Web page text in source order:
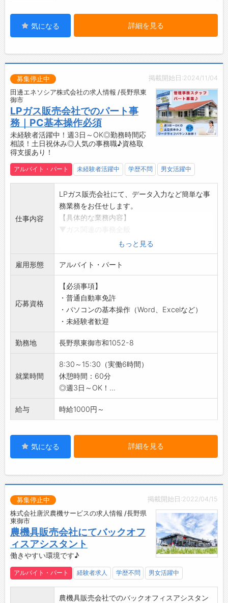
・業務を通じて、多くの人々の生活に貢献で
き、大きな達成感を得られます！
・先輩社員がイチから丁寧に指導し、しっかり
・分からないことがあれば、いつでも相談でき
る環境が整っているので、安心して取り組めま
【週3日～OK◎】
・仕事とプライベートの両立が可能です♪
【勤務時間は応相談！】
・理想の働き方が叶う◎ライフスタイルに合わ
せて働けます！
【完全週休2日制＆土日祝休み＆年間休日125日
以上◎】
・お盆や年末年始などの長期休暇も充実！
・しっかりとリフレッシュできる環境です＾＾
【こんな方にオススメ！】
・パソコン操作が得意な方！
・経理経験を活かして働きたい方◎
・人とのコミュニケーションが好きな方♪
気になる 詳細を見る
掲載開始日:2024/11/04
募集停止中
田邊エネソシア株式会社の求人情報 /長野県東
御市
LPガス販売会社でのパート事
務｜PC基本操作必須
未経験者活躍中！週3日～OK◎勤務時間応
相談！土日祝休み◎人気の事務職♪資格取
得支援あり！
アルバイト・パート 未経験者活躍中 学歴不問 男女活躍中
仕事内容
LPガス販売会社にて、データ入力など簡単な事
務業務をお任せします。
【具体的な業務内容】
・電話応対
・各種資料作成
・請求書発行
・会計処理 など
◎PC基本操作（Word・Excel・Outlookメー
ル）、四則演算を行います。
【おすすめポイント】
◆地域インフラを支え、地域社会に貢献するや
りがいを感じられる環境です◎
・基本的なPC操作ができればOK◎
・事務スキルを身に付けられます♪
【やりがい】
・地域に密着した企業で、生活に欠かせないLP
き、大きな達成感を得られます！
サポートします＾＾
・分からないことがあれば、いつでも相談でき
る環境が整っているので、安心して取り組めま
す♪
◆資格取得を全面的にサポート！
・業務に必要な資格取得支援制度があり、働き
ながらスキルアップを目指せます。
・資格取得後は手当の支給があるので、モチベ
ーション高く働けます◎
【週3日～OK◎】
もっと見る
雇用形態 アルバイト・パート
応募資格
【必須事項】
・普通自動車免許
・パソコンの基本操作（Word、Excelなど）
・未経験者歓迎
勤務地 長野県東御市和1052-8
就業時間
8:30～15:30（実働6時間）
休憩時間：60分
◎週3日～OK！...
給与 時給1000円～
気になる 詳細を見る
掲載開始日:2022/04/15
募集停止中
株式会社唐沢農機サービスの求人情報 /長野県
東御市
農機具販売会社にてバックオフ
ィスアシスタント
働きやすい環境です♪
アルバイト・パート 経験者求人 学歴不問 男女活躍中
農機具販売会社でのバックオフィスアシスタン